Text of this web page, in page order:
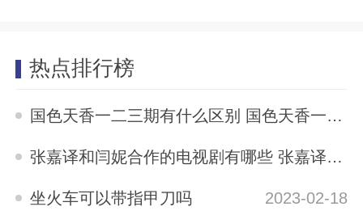
热点排行榜
国色天香一二三期有什么区别 国色天香一二三期区别是什么
2023-05-12
张嘉译和闫妮合作的电视剧有哪些 张嘉译与闫妮合演的电视剧有哪些
坐火车可以带指甲刀吗 2023-02-18